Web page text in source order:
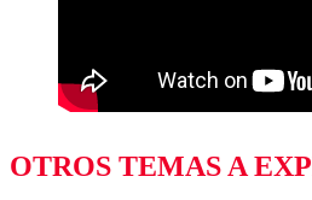
OTROS TEMAS A